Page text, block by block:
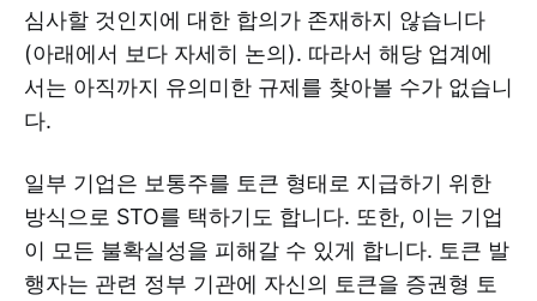
심사할 것인지에 대한 합의가 존재하지 않습니다
(아래에서 보다 자세히 논의). 따라서 해당 업계에
서는 아직까지 유의미한 규제를 찾아볼 수가 없습니
다.
일부 기업은 보통주를 토큰 형태로 지급하기 위한
방식으로 STO를 택하기도 합니다. 또한, 이는 기업
이 모든 불확실성을 피해갈 수 있게 합니다. 토큰 발
행자는 관련 정부 기관에 자신의 토큰을 증권형 토